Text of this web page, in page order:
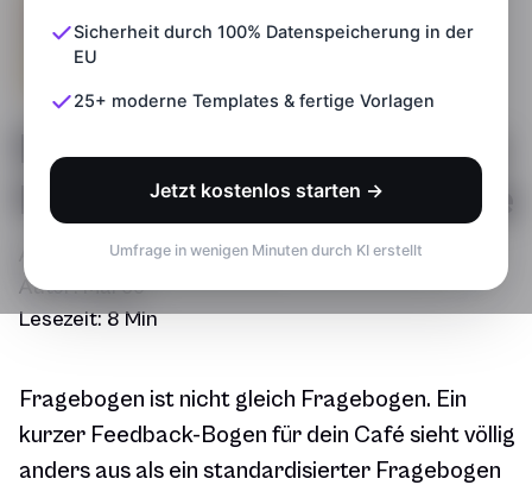
Sicherheit durch 100% Datenspeicherung in der
EU
25+ moderne Templates & fertige Vorlagen
Jetzt kostenlos starten →
Umfrage in wenigen Minuten durch KI erstellt
Fragebogen-Arten: Diese
Formen gibt es + Beispiele
Aktualisiert am05.07.2026
Autor:Marco
Lesezeit:8 Min
Fragebogen ist nicht gleich Fragebogen. Ein
kurzer Feedback-Bogen für dein Café sieht völlig
anders aus als ein standardisierter Fragebogen